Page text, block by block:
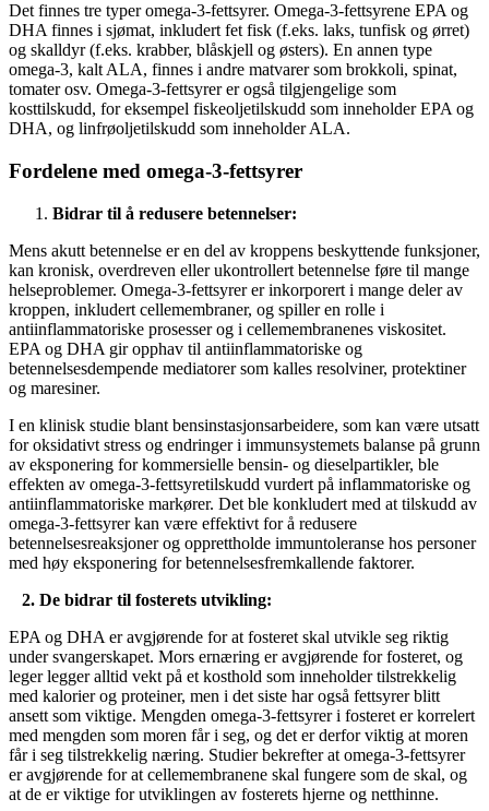
Det finnes tre typer omega-3-fettsyrer. Omega-3-fettsyrene EPA og
DHA finnes i sjømat, inkludert fet fisk (f.eks. laks, tunfisk og ørret)
og skalldyr (f.eks. krabber, blåskjell og østers). En annen type
omega-3, kalt ALA, finnes i andre matvarer som brokkoli, spinat,
tomater osv. Omega-3-fettsyrer er også tilgjengelige som
kosttilskudd, for eksempel fiskeoljetilskudd som inneholder EPA og
DHA, og linfrøoljetilskudd som inneholder ALA.
Fordelene med omega-3-fettsyrer
Bidrar til å redusere betennelser:
Mens akutt betennelse er en del av kroppens beskyttende funksjoner,
kan kronisk, overdreven eller ukontrollert betennelse føre til mange
helseproblemer. Omega-3-fettsyrer er inkorporert i mange deler av
kroppen, inkludert cellemembraner, og spiller en rolle i
antiinflammatoriske prosesser og i cellemembranenes viskositet.
EPA og DHA gir opphav til antiinflammatoriske og
betennelsesdempende mediatorer som kalles resolviner, protektiner
og maresiner.
I en klinisk studie blant bensinstasjonsarbeidere, som kan være utsatt
for oksidativt stress og endringer i immunsystemets balanse på grunn
av eksponering for kommersielle bensin- og dieselpartikler, ble
effekten av omega-3-fettsyretilskudd vurdert på inflammatoriske og
antiinflammatoriske markører. Det ble konkludert med at tilskudd av
omega-3-fettsyrer kan være effektivt for å redusere
betennelsesreaksjoner og opprettholde immuntoleranse hos personer
med høy eksponering for betennelsesfremkallende faktorer.
2. De bidrar til fosterets utvikling:
EPA og DHA er avgjørende for at fosteret skal utvikle seg riktig
under svangerskapet. Mors ernæring er avgjørende for fosteret, og
leger legger alltid vekt på et kosthold som inneholder tilstrekkelig
med kalorier og proteiner, men i det siste har også fettsyrer blitt
ansett som viktige. Mengden omega-3-fettsyrer i fosteret er korrelert
med mengden som moren får i seg, og det er derfor viktig at moren
får i seg tilstrekkelig næring. Studier bekrefter at omega-3-fettsyrer
er avgjørende for at cellemembranene skal fungere som de skal, og
at de er viktige for utviklingen av fosterets hjerne og netthinne.